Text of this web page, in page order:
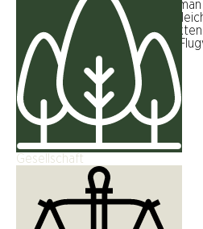
Gesellschaft
angeblich rechtfertigen, dass
nutzt - obwohl es globale
verstärkt. Wir machen den
gängige Mythen rund um den
WEITERLESEN